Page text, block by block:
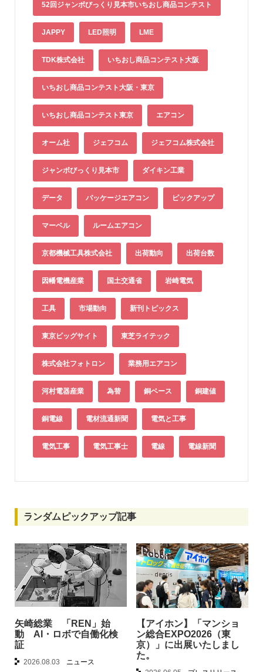
52回ジャンボびっくり見本市いちおし商品コンテスト
JAPPY LED照明 LME
TDK株式会社 いちおし商品コンテスト大阪
いちおし商品コンテスト大阪・東京
いちおし商品コンテスト東京 エアコン
オーム社 ジェフコム ジェフコム株式会社
ジャンボびっくり見本市 ダイキン工業
データ パッケージエアコン ピックアップ
マーベル ルームエアコン
京都機械工具株式会社 出荷動向 出荷台数
因幡電機産業 国土交通省 岩崎電気
工具 市場動向 新刊トピックス
東京ビッグサイト 東芝ライテック
株式会社フォトロン 業務用エアコン
河村電器産業 為替 銅ベース 銅建値
銅電線 電材流通新聞 電気と工事
電気工事 電気工事士 電線 電線新聞
ランダムピックアップ記事
矢崎総業 「REN」始
動 AI・ロボで自働化検
証
2026.08.03 ニュース
【アイホン】「マンショ
ン総合EXPO2026（東
京）」に出展いたしまし
た。